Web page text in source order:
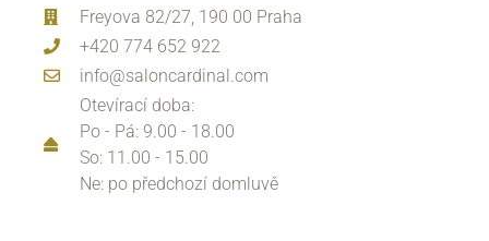
Freyova 82/27, 190 00 Praha
+420 774 652 922
info@saloncardinal.com
Otevírací doba:
Po - Pá: 9.00 - 18.00
So: 11.00 - 15.00
Ne: po předchozí domluvě